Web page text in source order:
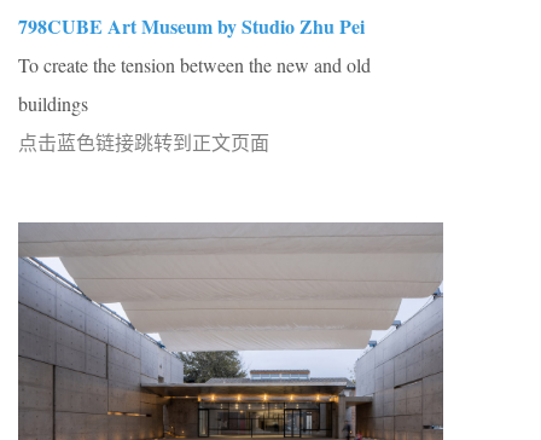
798CUBE Art Museum by Studio Zhu Pei
To create the tension between the new and old
buildings
点击蓝色链接跳转到正文页面